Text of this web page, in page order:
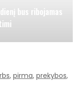
bus ribojamas
, pirma, prekybos,